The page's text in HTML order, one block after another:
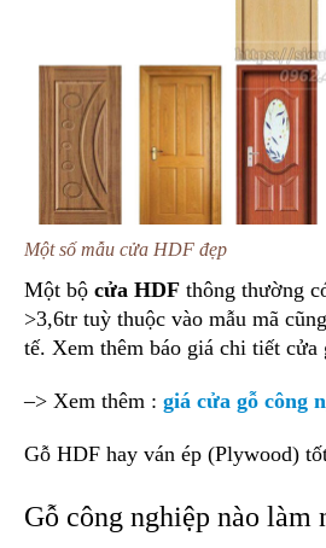
Một số mẫu cửa HDF đẹp
Một bộ cửa HDF thông thường
>3,6tr tuỳ thuộc vào mẫu mã
tế. Xem thêm báo giá chi tiết cửa
–> Xem thêm : giá cửa gỗ công
Gỗ HDF hay ván ép (Plywood)
Gỗ công nghiệp nào làm